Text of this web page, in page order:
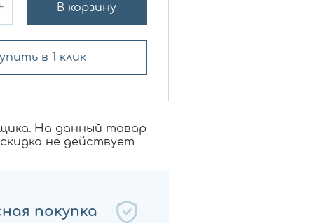
В корзину
в 1 клик
На данный товар
не действует
покупка